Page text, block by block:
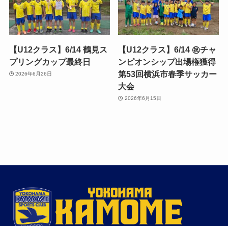
【U12クラス】6/14 鶴見ス
プリングカップ最終日
2026年6月26日
【U12クラス】6/14 ㊗️チャ
ンピオンシップ出場権獲得
第53回横浜市春季サッカー
大会
2026年6月15日